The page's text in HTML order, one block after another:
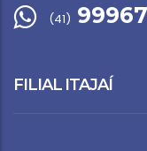
(41)
FILIAL ITAJAÍ